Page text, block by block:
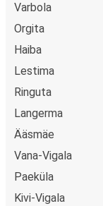
Varbola
Orgita
Haiba
Lestima
Ringuta
Langerma
Ääsmäe
Vana-Vigala
Paeküla
Kivi-Vigala